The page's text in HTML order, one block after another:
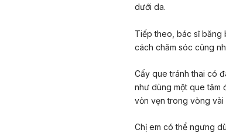
dưới da.
Tiếp theo, bác sĩ băng
cách chăm sóc cũng
Cấy que tránh thai có
như dùng một que tăm
vỏn vẹn trong vòng vài
Chị em có thể ngưng